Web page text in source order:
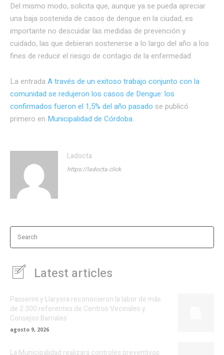
Del mismo modo, solicita que, aunque ya se pueda apreciar
una baja sostenida de casos de dengue en la ciudad, es
importante no descuidar las medidas de prevención y
cuidado, las que debieran sostenerse a lo largo del año a los
fines de reducir el riesgo de contagio de la enfermedad.
La entrada A través de un exitoso trabajo conjunto con la
comunidad se redujeron los casos de Dengue: los
confirmados fueron el 1,5% del año pasado se publicó
primero en Municipalidad de Córdoba..
Ladocta
https://ladocta.click
Search
Latest articles
Passerini y Llaryora reconocieron la labor de más
de 2.300 referentes de Centros Vecinales y
Consejos Barriales
agosto 9, 2026
La Municipalidad realizará controles preventivos